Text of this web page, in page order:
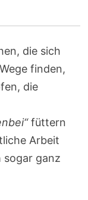
die sich
finden,
die
füttern
Arbeit
sogar ganz